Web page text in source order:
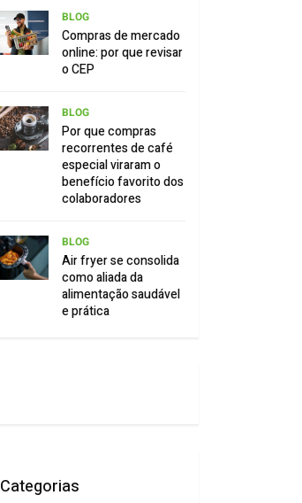
BLOG
Compras de mercado
online: por que revisar
o CEP
BLOG
Por que compras
recorrentes de café
especial viraram o
benefício favorito dos
colaboradores
BLOG
Air fryer se consolida
como aliada da
alimentação saudável
e prática
Categorias